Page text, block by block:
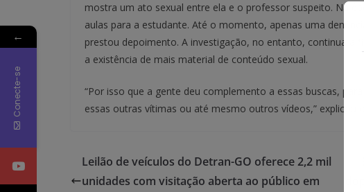
mostra um ato sexual entre ela e o professor suspeito. Na
aulas para a estudante. Até o momento, apenas uma
prestou depoimento. A investigação, no entanto, continua a
a existência de mais material de conteúdo sexual.
“Por isso que a gente deu complemento a essas buscas,
essas outras vítimas ou até mesmo outros vídeos,” explicou o
Leilão de veículos do Detran-GO oferece 2,2 mil
unidades com visitação aberta ao público em
←
Conecte-se